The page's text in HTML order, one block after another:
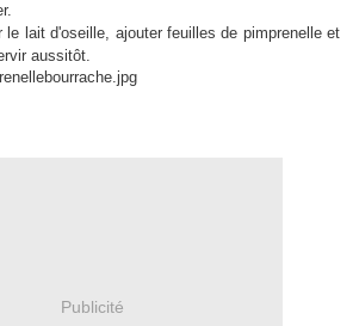
le lait d'oseille, ajouter feuilles de pimprenelle et
aussitôt.
Publicité